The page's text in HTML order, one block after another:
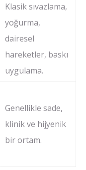
Klasik sıvazlama,
yoğurma,
dairesel
hareketler, baskı
uygulama.
Genellikle sade,
klinik ve hijyenik
bir ortam.